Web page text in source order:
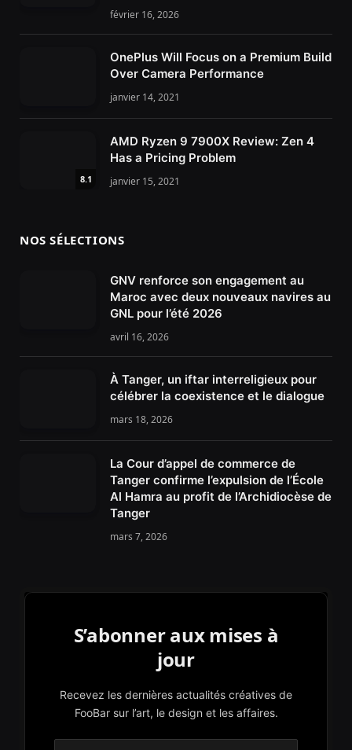
février 16, 2026
OnePlus Will Focus on a Premium Build
Over Camera Performance
janvier 14, 2021
8.1
AMD Ryzen 9 7900X Review: Zen 4
Has a Pricing Problem
janvier 15, 2021
NOS SÉLECTIONS
GNV renforce son engagement au
Maroc avec deux nouveaux navires au
GNL pour l’été 2026
avril 16, 2026
À Tanger, un iftar interreligieux pour
célébrer la coexistence et le dialogue
mars 18, 2026
La Cour d’appel de commerce de
Tanger confirme l’expulsion de l’École
Al Hamra au profit de l’Archidiocèse de
Tanger
mars 7, 2026
S’abonner aux mises à
jour
Recevez les dernières actualités créatives de
FooBar sur l’art, le design et les affaires.